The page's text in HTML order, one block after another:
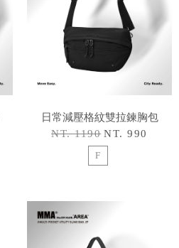
日常減壓格紋雙拉鍊胸包
NT. 1190 NT. 990
F